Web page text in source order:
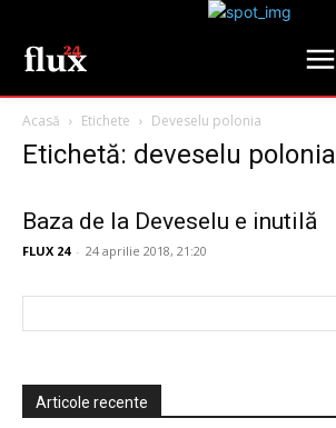
Acasă Etichete Deveselu polonia
Etichetă: deveselu polonia
Baza de la Deveselu e inutilă
FLUX 24 - 24 aprilie 2018, 21:20
Articole recente